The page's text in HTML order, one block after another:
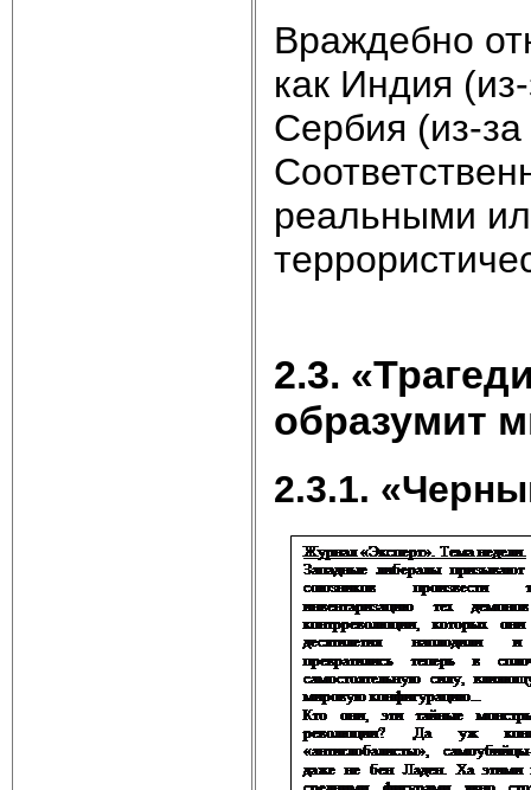
Враждебно
как Индия
Сербия (из-
реальными
2.3.
образумит
2.3.1.